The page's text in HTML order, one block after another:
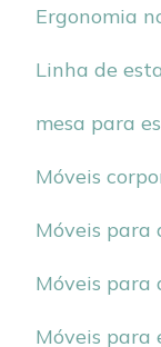
Ergonomia
Linha de
mesa para
Móveis
Móveis para
Móveis para
Móveis para